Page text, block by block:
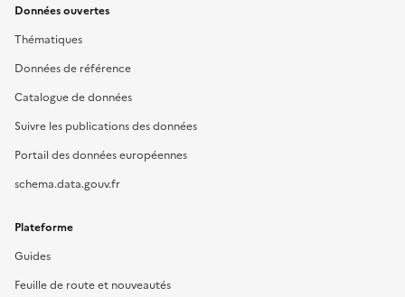
Données ouvertes
Thématiques
Données de référence
Catalogue de données
Suivre les publications des données
Portail des données européennes
schema.data.gouv.fr
Plateforme
Guides
Feuille de route et nouveautés